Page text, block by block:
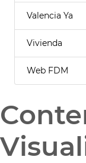
Valencia Ya
Vivienda
Web FDM